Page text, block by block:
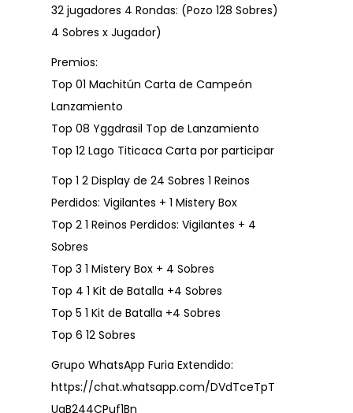
32 jugadores 4 Rondas: (Pozo 128 Sobres)
4 Sobres x Jugador)
Premios:
Top 01 Machitún Carta de Campeón
Lanzamiento
Top 08 Yggdrasil Top de Lanzamiento
Top 12 Lago Titicaca Carta por participar
Top 1 2 Display de 24 Sobres 1 Reinos
Perdidos: Vigilantes + 1 Mistery Box
Top 2 1 Reinos Perdidos: Vigilantes + 4
Sobres
Top 3 1 Mistery Box + 4 Sobres
Top 4 1 Kit de Batalla +4 Sobres
Top 5 1 Kit de Batalla +4 Sobres
Top 6 12 Sobres
Grupo WhatsApp Furia Extendido:
https://chat.whatsapp.com/DVdTceTpT
UaB244CPuf1Bn